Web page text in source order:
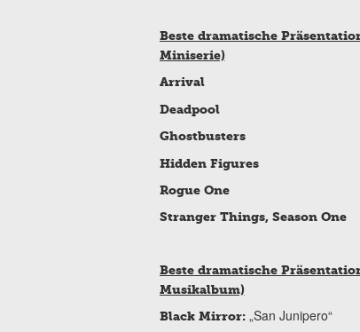
Beste dramatische
Miniserie)
Arrival
Deadpool
Ghostbusters
Hidden Figures
Rogue One
Stranger Things, Season One
Beste dramatische
Musikalbum)
Black Mirror:„San Junipero“